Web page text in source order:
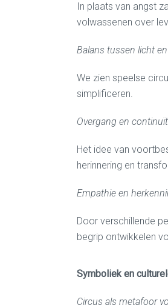
In plaats van angst
volwassenen over
Balans tussen licht
We zien speelse
simplificeren.
Overgang en
Het idee van
herinnering en
Empathie en
Door verschillende
begrip ontwikkelen
Symboliek en
Circus als metafoor